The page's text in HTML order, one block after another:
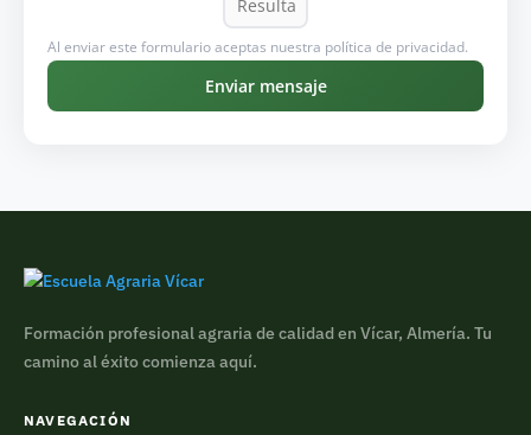
Al enviar este formulario aceptas nuestra política de privacidad.
Enviar mensaje
Formación profesional agraria de calidad en Vícar, Almería. Tu
camino al éxito comienza aquí.
NAVEGACIÓN